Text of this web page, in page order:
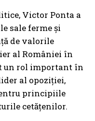
Victor Ponta a
sale ferme și
de valorile
al României în
un rol important în
al opoziției,
principiile
cetățenilor.